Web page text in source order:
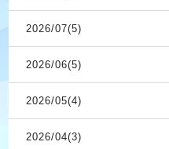
2026/07(5)
2026/06(5)
2026/05(4)
2026/04(3)